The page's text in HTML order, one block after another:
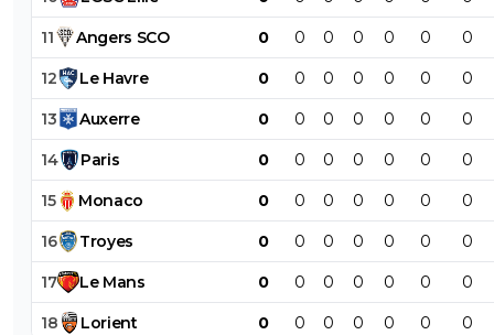
11 Angers SCO 0 0 0 0 0 0 0
12 Le Havre 0 0 0 0 0 0 0
13 Auxerre 0 0 0 0 0 0 0
14 Paris 0 0 0 0 0 0 0
15 Monaco 0 0 0 0 0 0 0
16 Troyes 0 0 0 0 0 0 0
17 Le Mans 0 0 0 0 0 0 0
18 Lorient 0 0 0 0 0 0 0